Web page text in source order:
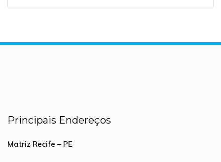
Principais Endereços
Matriz Recife – PE